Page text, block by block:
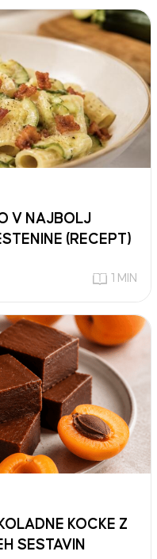
V NAJBOLJ
(RECEPT)
1 MIN
KOCKE Z
SESTAVIN